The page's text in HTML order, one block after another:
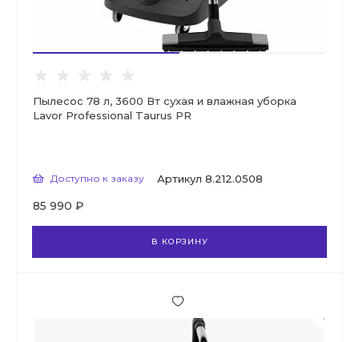
Пылесос 78 л, 3600 Вт сухая и влажная уборка
Lavor Professional Taurus PR
Доступно к заказу Артикул 8.212.0508
85 990 ₽
В КОРЗИНУ